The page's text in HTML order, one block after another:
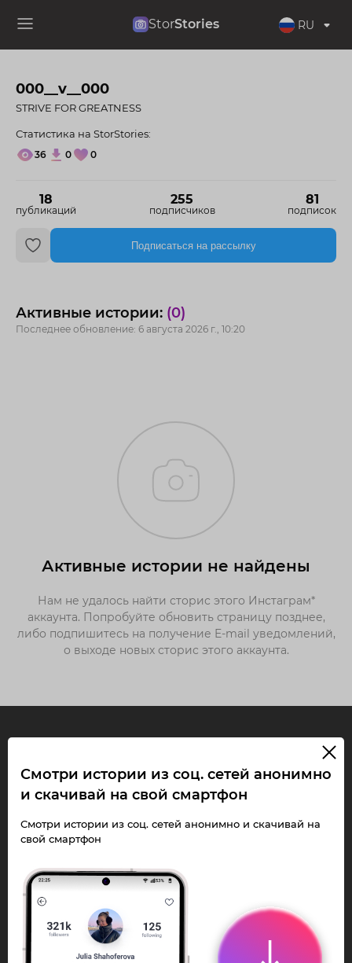
StorStories RU
000__v__000
18
публикаций
255
подписчиков
81
подписок
STRIVE FOR GREATNESS
Статистика на StorStories:
36 0 0
Подписаться на рассылку
Активные истории: (0)
Последнее обновление: 6 августа 2026 г., 10:20
Активные истории не найдены
Нам не удалось найти сторис этого Инстаграм*
аккаунта. Попробуйте обновить страницу позднее,
либо подпишитесь на получение E-mail уведомлений,
о выходе новых сторис этого аккаунта.
Смотри Stories и
скачивай Reels без
ограничений!
Переходи в ИнстаПай бот - смотри и
Stories
анонимно в чате
или Telegram-приложении.
Быстро, просто и удобно.
Смотри истории из соц. сетей анонимно
и скачивай на свой смартфон
Смотри истории из соц. сетей анонимно и скачивай на
свой смартфон